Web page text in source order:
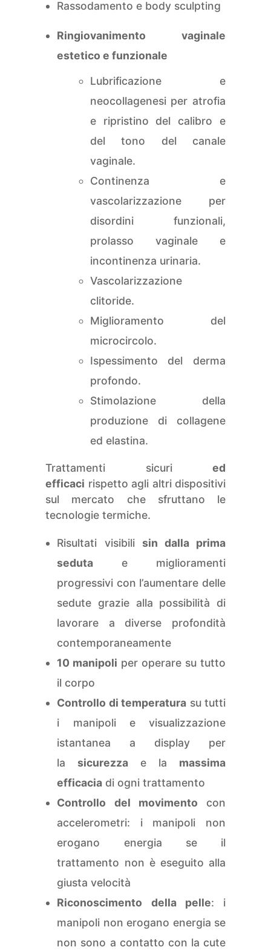
Rassodamento e body sculpting
Ringiovanimento vaginale
estetico e funzionale
Lubrificazione e
neocollagenesi per atrofia
e ripristino del calibro e
del tono del canale
vaginale.
Continenza e
vascolarizzazione per
disordini funzionali,
prolasso vaginale e
incontinenza urinaria.
Vascolarizzazione
clitoride.
Miglioramento del
microcircolo.
Ispessimento del derma
profondo.
Stimolazione della
produzione di collagene
ed elastina.
Trattamenti sicuri ed
efficaci rispetto agli altri dispositivi
sul mercato che sfruttano le
tecnologie termiche.
Risultati visibili sin dalla prima
seduta e miglioramenti
progressivi con l’aumentare delle
sedute grazie alla possibilità di
lavorare a diverse profondità
contemporaneamente
10 manipoli per operare su tutto
il corpo
Controllo di temperatura su tutti
i manipoli e visualizzazione
istantanea a display per
lasicurezza e la massima
efficacia di ogni trattamento
Controllo del movimento con
accelerometri: i manipoli non
erogano energia se il
trattamento non è eseguito alla
giusta velocità
Riconoscimento della pelle: i
manipoli non erogano energia se
non sono a contatto con la cute